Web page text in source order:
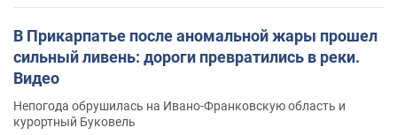
В Прикарпатье после аномальной жары прошел
сильный ливень: дороги превратились в реки.
Видео
Непогода обрушилась на Ивано-Франковскую область и
курортный Буковель